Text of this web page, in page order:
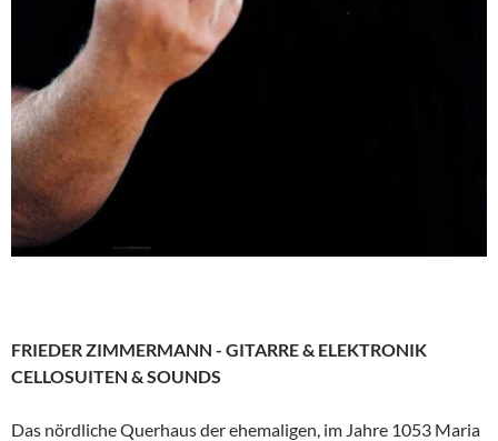
FRIEDER ZIMMERMANN - GITARRE & ELEKTRONIK
CELLOSUITEN & SOUNDS
Das nördliche Querhaus der ehemaligen, im Jahre 1053 Maria